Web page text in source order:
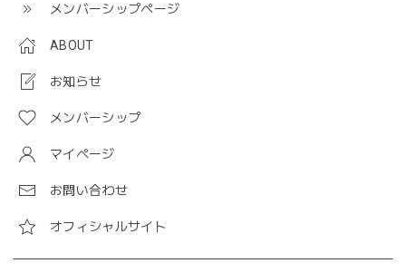
メンバーシップページ
ABOUT
お知らせ
メンバーシップ
マイページ
お問い合わせ
オフィシャルサイト